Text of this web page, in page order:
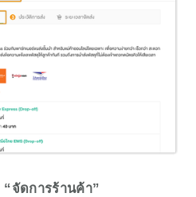
“จัดการร้านค้า”